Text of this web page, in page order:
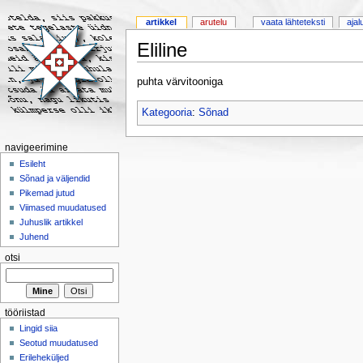
Eliline
puhta värvitooniga
Kategooria: Sõnad
artikkel arutelu vaata lähteteksti
navigeerimine
Esileht
Sõnad ja väljendid
Pikemad jutud
Viimased muudatused
Juhuslik artikkel
Juhend
otsi
tööriistad
Lingid siia
Seotud muudatused
Erileheküljed